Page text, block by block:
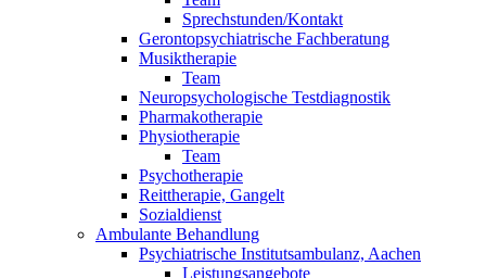
Sprechstunden/Kontakt
Gerontopsychiatrische Fachberatung
Musiktherapie
Team
Neuropsychologische Testdiagnostik
Pharmakotherapie
Physiotherapie
Team
Psychotherapie
Reittherapie, Gangelt
Sozialdienst
Ambulante Behandlung
Psychiatrische Institutsambulanz, Aachen
Leistungsangebote